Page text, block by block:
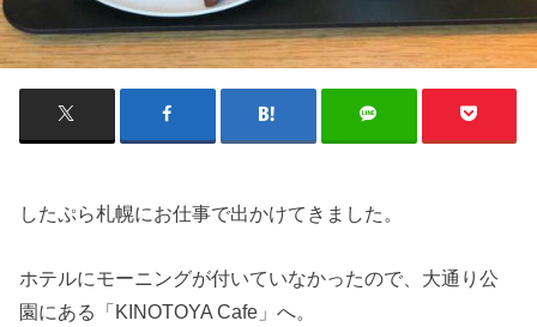
したぷら札幌にお仕事で出かけてきました。
ホテルにモーニングが付いていなかったので、大通り公
園にある「KINOTOYA Cafe」へ。